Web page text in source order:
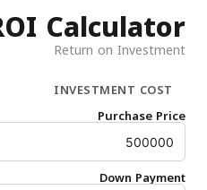
ROI Calculator
Return on Investment
INVESTMENT COST
Purchase Price
Down Payment